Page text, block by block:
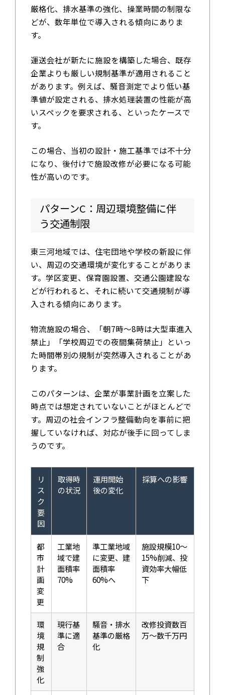
厳格化、排水基準の強化、操業時間の制限な
どが、数年単位で導入される傾向にありま
す。
運送会社が新たに施設を構築した場合、既存
企業よりも厳しい規制基準が適用されること
があります。例えば、騒音測定でより低い基
準値が設定される、排水処理装置の性能が高
いスペックを要求される、といったケースで
す。
この場合、当初の設計・施工基準では不十分
になり、後付けで施設改修が必要になる可能
性が高いのです。
パターンC：周辺環境整備に伴
う交通制限
東三河地域では、住宅団地や学校の新設に伴
い、周辺の交通環境が変化することがありま
す。学区変更、保育園設置、交通公園建設な
どが行われると、それに続いて交通規制が導
入される傾向にあります。
物流施設の場合、「朝7時〜8時は大型車進入
禁止」「学校周辺での夜間集荷禁止」といっ
た時間帯別の規制が突然導入されることがあ
ります。
このパターンは、企業が事業計画を立案した
時点では想定されていないことがほとんどで
す。周辺の社会インフラ整備動向を事前に把
握していなければ、対応が後手に回ってしま
うのです。
リ
ス
ク
要
因
取得時
の状況
運用開始
後の変化
採算への影響
都
市
計
画
変
更
工業地
域で建
面積率
70%
準工業地域
に変更、建
面積率
60%へ
施設規模10〜
15%削減、投
資効率大幅低
下
環
境
規
制
強
化
現行基
準に適
合
騒音・排水
基準の厳格
化
改修投資数百
万〜数千万円